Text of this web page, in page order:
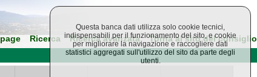
Ricerca Ricerca avanzata Torna al sito del consiglio
Questa banca dati utilizza solo cookie tecnici,
indispensabili per il funzionamento del sito, e cookie
per migliorare la navigazione e raccogliere dati
statistici aggregati sull'utilizzo del sito da parte degli
utenti.